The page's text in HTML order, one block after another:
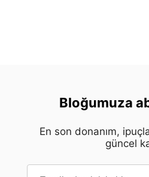
Bloğumuza
En son donanım,
güncel